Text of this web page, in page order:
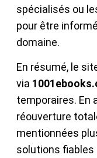
spécialisés ou
pour être
domaine.
En résumé, le
via
temporaires. En
réouverture
mentionnées
solutions fiables